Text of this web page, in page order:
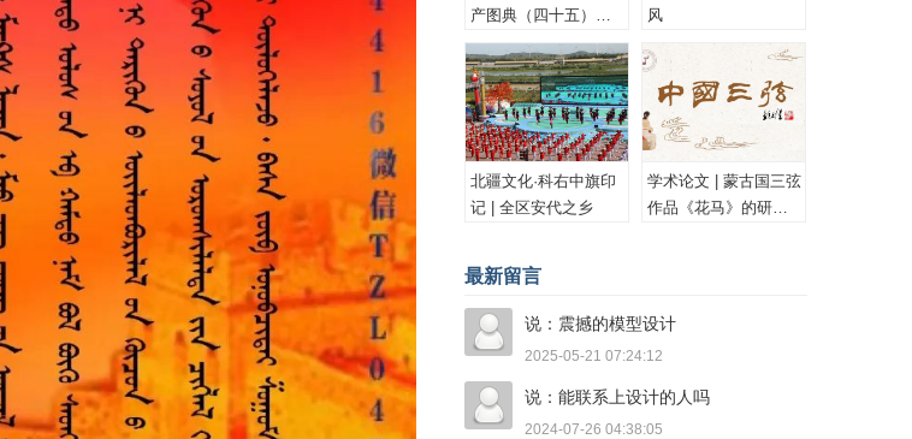
产图典（四十五）蒙
古族安代舞
风
北疆文化·科右中旗印
记 | 全区安代之乡
学术论文 | 蒙古国三弦
作品《花马》的研究
最新留言
说：震撼的模型设计
2025-05-21 07:24:12
说：能联系上设计的人吗
2024-07-26 04:38:05